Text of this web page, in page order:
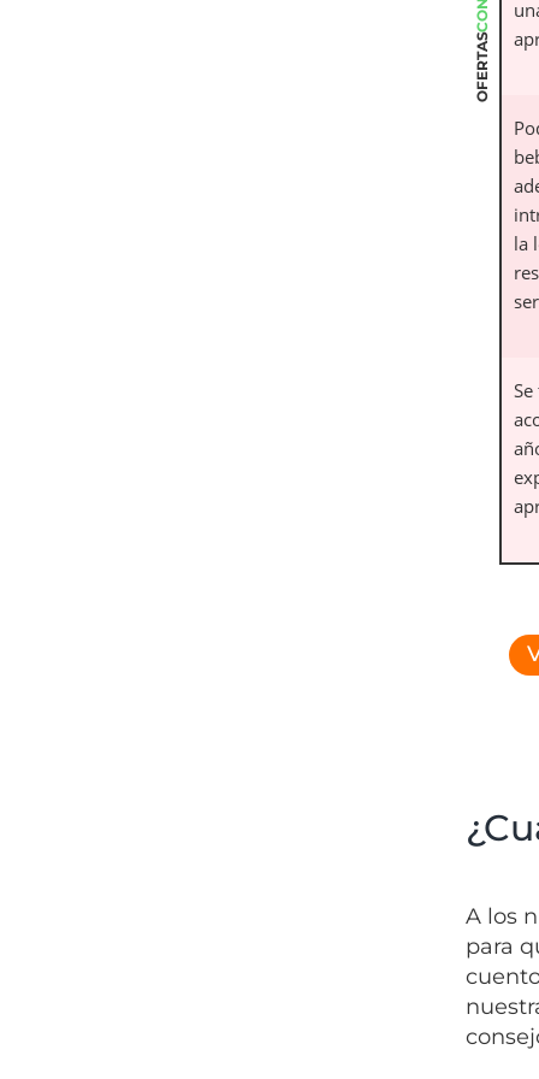
OFERTAS
la
A los
para